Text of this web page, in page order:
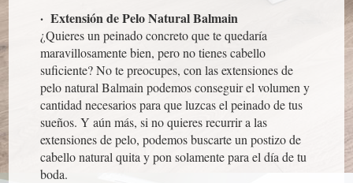
· Extensión de Pelo Natural Balmain
¿Quieres un peinado concreto que te quedaría
maravillosamente bien, pero no tienes cabello
suficiente? No te preocupes, con las extensiones de
pelo natural Balmain podemos conseguir el volumen y
cantidad necesarios para que luzcas el peinado de tus
sueños. Y aún más, si no quieres recurrir a las
extensiones de pelo, podemos buscarte un postizo de
cabello natural quita y pon solamente para el día de tu
boda.